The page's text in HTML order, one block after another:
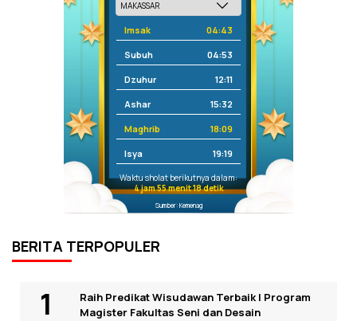
Imsak 04:43
Subuh 04:53
Dzuhur 12:11
Ashar 15:32
Maghrib 18:09
Isya 19:19
Waktu sholat berikutnya dalam:
4 jam 55 menit 18 detik
Sumber: Kemenag
BERITA TERPOPULER
Raih Predikat Wisudawan Terbaik I Program
Magister Fakultas Seni dan Desain